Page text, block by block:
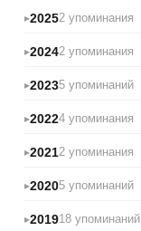
20252 упоминания
20242 упоминания
20235 упоминаний
20224 упоминания
20212 упоминания
20205 упоминаний
201918 упоминаний